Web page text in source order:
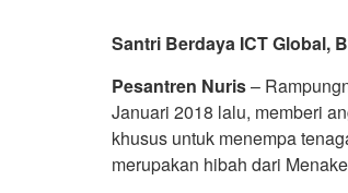
Santri Berdaya ICT Global,
Pesantren Nuris–
Januari 2018 lalu, memberi
khusus untuk menempa
merupakan hibah dari